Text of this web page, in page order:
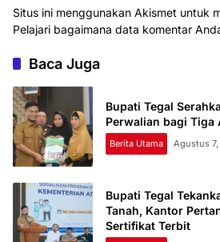
Situs ini menggunakan Akismet untuk
Pelajari bagaimana data komentar
Baca Juga
Bupati Tegal
Perwalian bagi Tiga
Berita Utama Agustus
Bupati Tegal
Tanah, Kantor
Sertifikat Terbit